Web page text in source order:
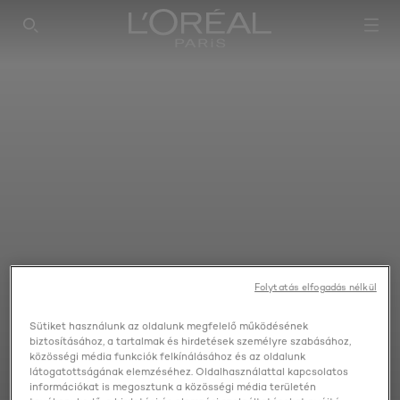
Sütiket használunk az oldalunk megfelelő működésének
biztosításához, a tartalmak és hirdetések személyre szabásához,
közösségi média funkciók felkínálásához és az oldalunk
látogatottságának elemzéséhez. Oldalhasználattal kapcsolatos
információkat is megosztunk a közösségi média területén
Folytatás elfogadás nélkül